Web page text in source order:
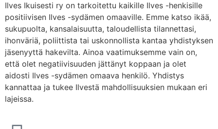
Ilves Ikuisesti ry on tarkoitettu kaikille Ilves -henkisille
positiivisen Ilves -sydämen omaaville. Emme katso ikää,
sukupuolta, kansalaisuutta, taloudellista tilannettasi,
ihonväriä, poliittista tai uskonnollista kantaa yhdistyksen
jäsenyyttä hakevilta. Ainoa vaatimuksemme vain on,
että olet negatiivisuuden jättänyt koppaan ja olet
aidosti Ilves -sydämen omaava henkilö. Yhdistys
kannattaa ja tukee Ilvestä mahdollisuuksien mukaan eri
lajeissa.